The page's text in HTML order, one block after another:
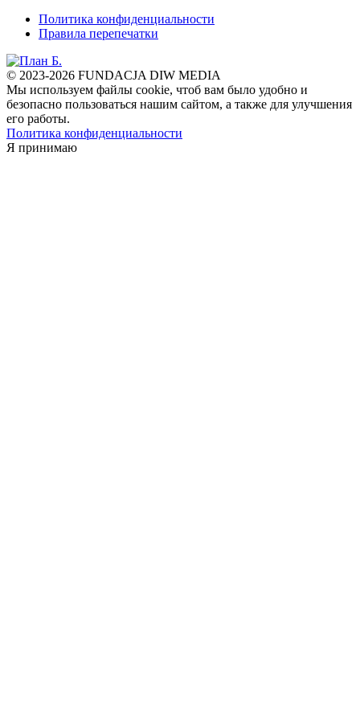
Политика конфиденциальности
Правила перепечатки
© 2023-2026 FUNDACJA DIW MEDIA
Мы используем файлы cookie, чтоб вам было удобно и
безопасно пользоваться нашим сайтом, а также для улучшения
его работы.
Политика конфиденциальности
Я принимаю